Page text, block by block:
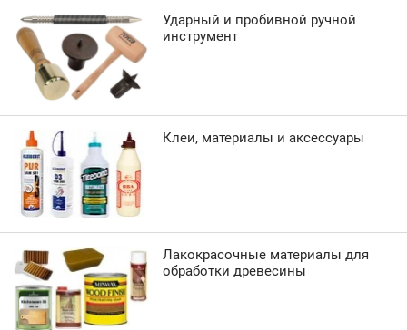
Ударный и пробивной ручной
инструмент
Клеи, материалы и аксессуары
Лакокрасочные материалы для
обработки древесины